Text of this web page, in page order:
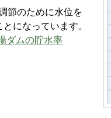
節のために水位を
になっています。
ダムの貯水率